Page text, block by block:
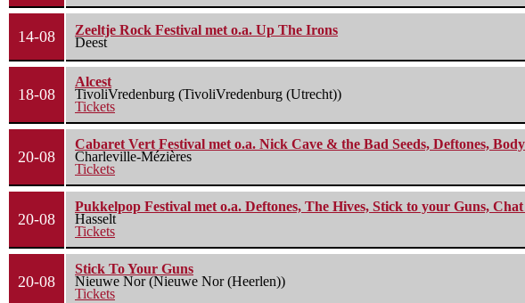
14-08
Zeeltje Rock Festival met o.a. Up The Irons
Deest
18-08
Alcest
TivoliVredenburg (TivoliVredenburg (Utrecht))
Tickets
20-08
Cabaret Vert Festival met o.a. Nick Cave & the Bad Seeds, Deftones,
Charleville-Mézières
Tickets
20-08
Pukkelpop Festival met o.a. Deftones, The Hives, Stick to your Guns,
Hasselt
Tickets
20-08
Stick To Your Guns
Nieuwe Nor (Nieuwe Nor (Heerlen))
Tickets